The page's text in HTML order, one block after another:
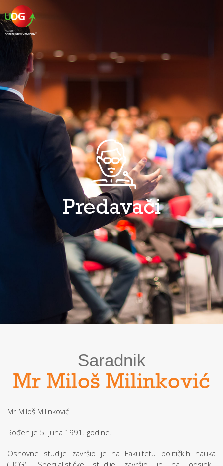
Predavači
Saradnik
Mr Miloš Milinković
Mr Miloš Milinković
Rođen je 5. juna 1991. godine.
Osnovne studije završio je na Fakultetu političkih nauka
(UCG). Specijalističke studije završio je na odsjeku